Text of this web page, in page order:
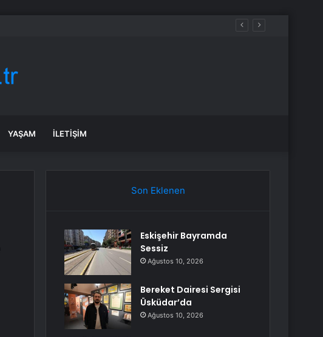
YAŞAM İLETIŞIM
Son Eklenen
Eskişehir Bayramda
Sessiz
Ağustos 10, 2026
Bereket Dairesi Sergisi
Üsküdar’da
Ağustos 10, 2026